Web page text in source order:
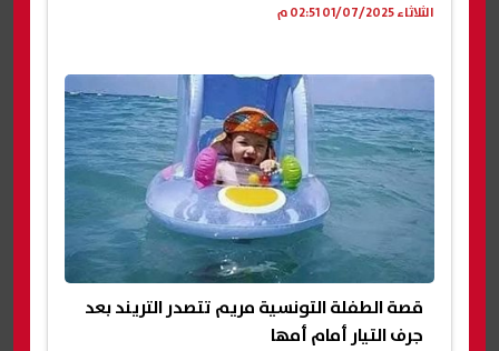
الثلاثاء 01/07/2025 02:51 م
قصة الطفلة التونسية مريم تتصدر التريند بعد
جرف التيار أمام أمها